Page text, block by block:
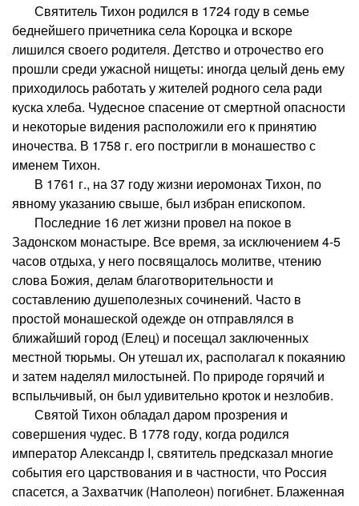
Святитель Тихон родился в 1724 году в семье
беднейшего причетника села Короцка и вскоре
лишился своего родителя. Детство и отрочество его
прошли среди ужасной нищеты: иногда целый день ему
приходилось работать у жителей родного села ради
куска хлеба. Чудесное спасение от смертной опасности
и некоторые видения расположили его к принятию
иночества. В 1758 г. его постригли в монашество с
именем Тихон.
В 1761 г., на 37 году жизни иеромонах Тихон, по
явному указанию свыше, был избран епископом.
Последние 16 лет жизни провел на покое в
Задонском монастыре. Все время, за исключением 4-5
часов отдыха, у него посвящалось молитве, чтению
слова Божия, делам благотворительности и
составлению душеполезных сочинений. Часто в
простой монашеской одежде он отправлялся в
ближайший город (Елец) и посещал заключенных
местной тюрьмы. Он утешал их, располагал к покаянию
и затем наделял милостыней. По природе горячий и
вспыльчивый, он был удивительно кроток и незлобив.
Святой Тихон обладал даром прозрения и
совершения чудес. В 1778 году, когда родился
император Александр I, святитель предсказал многие
события его царствования и в частности, что Россия
спасется, а Захватчик (Наполеон) погибнет. Блаженная